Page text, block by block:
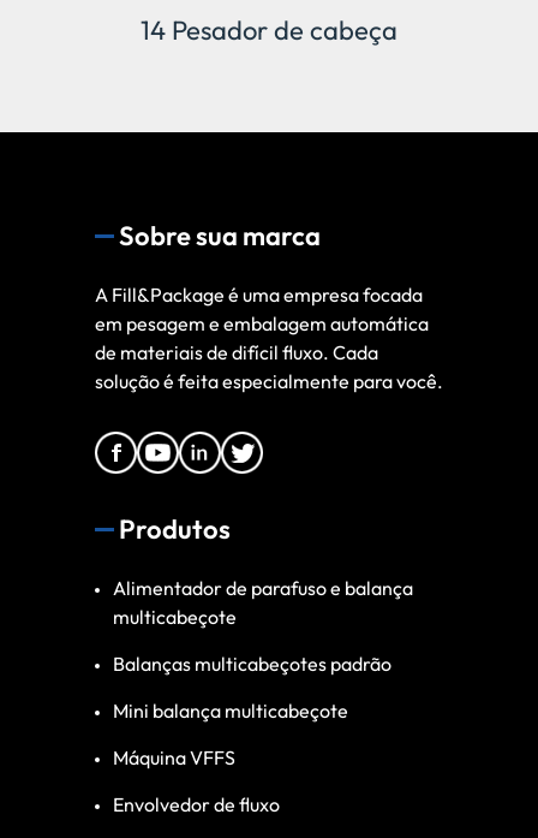
14 Pesador de cabeça
Sobre sua marca
A Fill&Package é uma empresa focada
em pesagem e embalagem automática
de materiais de difícil fluxo. Cada
solução é feita especialmente para você.
Produtos
Alimentador de parafuso e balança
multicabeçote
Balanças multicabeçotes padrão
Mini balança multicabeçote
Máquina VFFS
Envolvedor de fluxo